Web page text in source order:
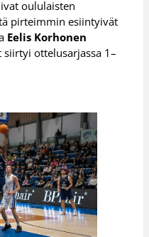
oululaisten
pirteimmin esiintyivät
Eelis Korhonen
siirtyi ottelusarjassa 1–